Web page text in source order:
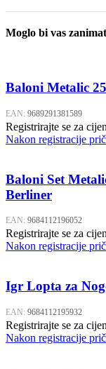
Moglo bi vas
Baloni Metalic
EAN: 9689291381589
Registrirajte se za
Nakon registracije
Baloni Set
Berliner
EAN: 9684112196052
Registrirajte se za
Nakon registracije
Igr Lopta za
EAN: 9684112195932
Registrirajte se za
Nakon registracije